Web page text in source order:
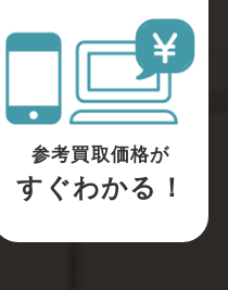
参考買取価格が
すぐわかる！